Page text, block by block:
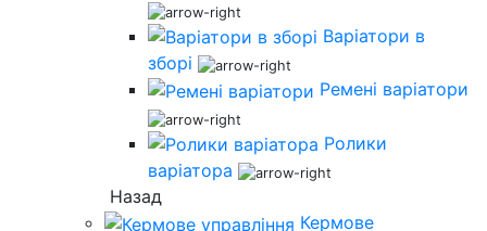
Варіатори в
зборі
Ремені варіатори
Ролики
варіатора
Назад
Кермове